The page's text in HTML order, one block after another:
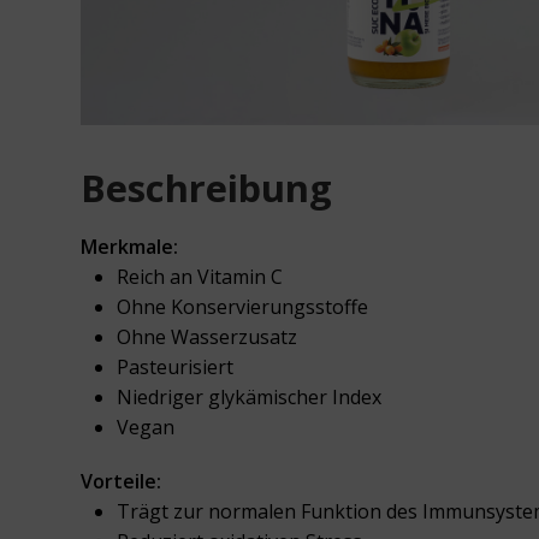
Beschreibung
Merkmale:
Reich an Vitamin C
Ohne Konservierungsstoffe
Ohne Wasserzusatz
Pasteurisiert
Niedriger glykämischer Index
Vegan
Vorteile:
Trägt zur normalen Funktion des